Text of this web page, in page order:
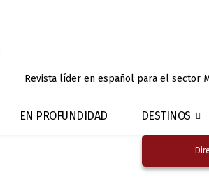
Revista líder en español para el sector
EN PROFUNDIDAD DESTINOS